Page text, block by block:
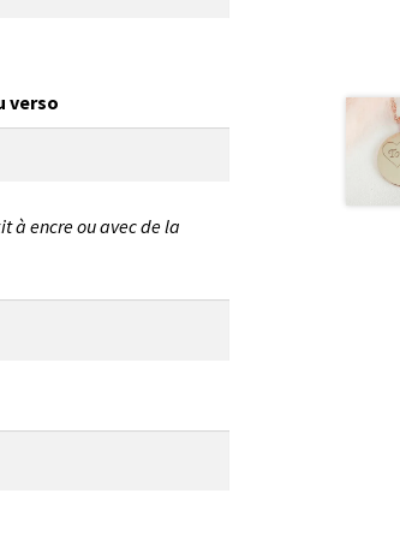
verso
à encre ou avec de la